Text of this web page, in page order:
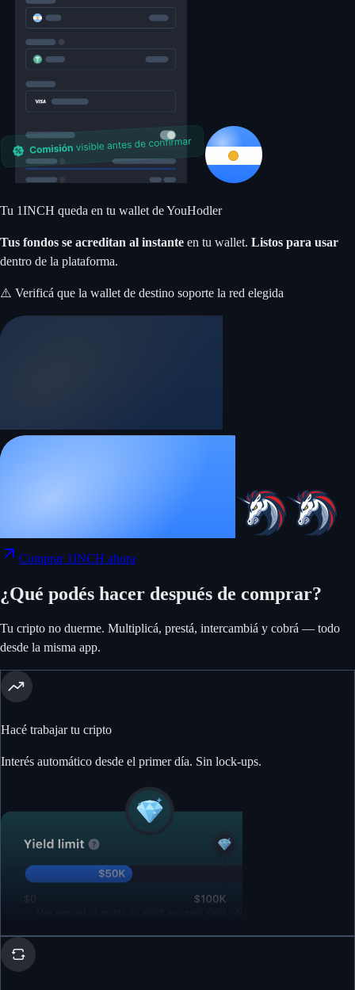
Tu 1INCH queda en tu wallet de YouHodler
Tus fondos se acreditan al instante en tu wallet. Listos para usar
dentro de la plataforma.
⚠️ Verificá que la wallet de destino soporte la red elegida
Comprar 1INCH ahora
¿Qué podés hacer después de comprar?
Tu cripto no duerme. Multiplicá, prestá, intercambiá y cobrá — todo
desde la misma app.
Hacé trabajar tu cripto
Interés automático desde el primer día. Sin lock-ups.